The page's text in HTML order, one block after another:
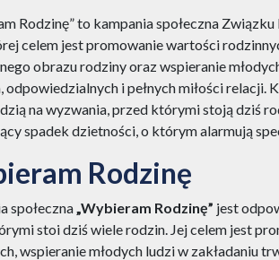
Rodzinę” to kampania społeczna
celem jest promowanie wartości
obrazu rodziny oraz wspieranie
odpowiedzialnych i pełnych miłości relacji.
na wyzwania, przed którymi stoją dziś
spadek dzietności, o którym alarmują
Rodzinę
społeczna„Wybieram Rodzinę” jest
stoi dziś wiele rodzin. Jej celem jest
wspieranie młodych ludzi w zakładaniu